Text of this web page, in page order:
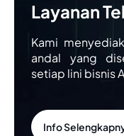
Layanan
Kami
andal yang
setiap lini bisnis
Info